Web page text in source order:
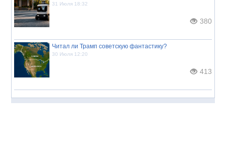
31 Июля 18:32
380
Читал ли Трамп советскую фантастику?
30 Июля 12:20
413